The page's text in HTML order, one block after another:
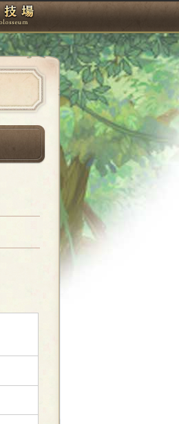
闘技場